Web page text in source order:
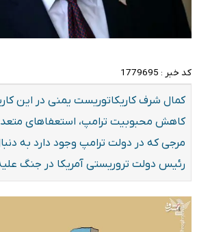
کد خبر : 1779695
کمال شرف کاریکاتوریست یمنی در این
کاهش محبوبیت ترامپ، استعفاهای
مرجی که در دولت ترامپ وجود دارد به
رئیس دولت تروریستی آمریکا در جنگ